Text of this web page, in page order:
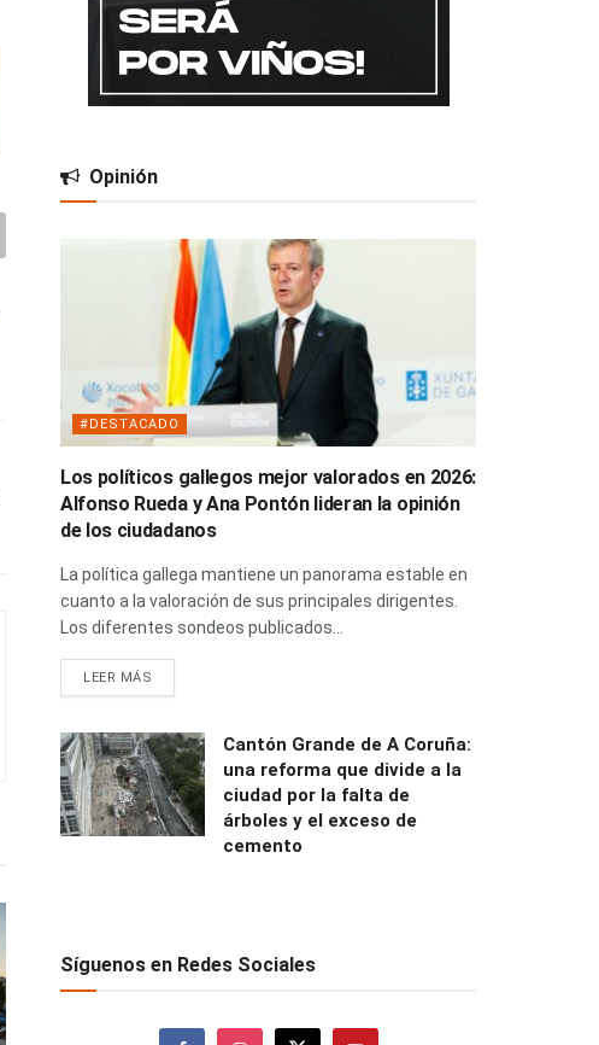
Opinión
#DESTACADO
Los políticos gallegos mejor valorados en 2026:
Alfonso Rueda y Ana Pontón lideran la opinión
de los ciudadanos
La política gallega mantiene un panorama estable en
cuanto a la valoración de sus principales dirigentes.
Los diferentes sondeos publicados...
LEER MÁS
Cantón Grande de A Coruña:
una reforma que divide a la
ciudad por la falta de
árboles y el exceso de
cemento
Síguenos en Redes Sociales